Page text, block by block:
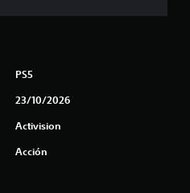
PS5
23/10/2026
Activision
Acción